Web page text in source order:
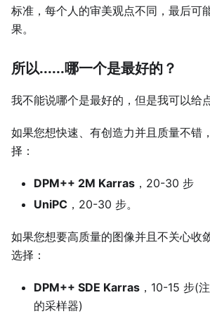
标准，每个人的审美观点不同，最后可
果。
所以......哪一个是最好的？
我不能说哪个是最好的，但是我可以给
如果您想快速、有创造力并且质量不错
择：
DPM++ 2M Karras ，20-30 步
UniPC ，20-30 步。
如果您想要高质量的图像并且不关心收
选择：
DPM++ SDE Karras ，10-15 步(
的采样器)